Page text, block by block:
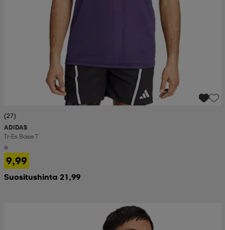
(27)
ADIDAS
Tr-Es Base T
9,99
Suositushinta 21,99